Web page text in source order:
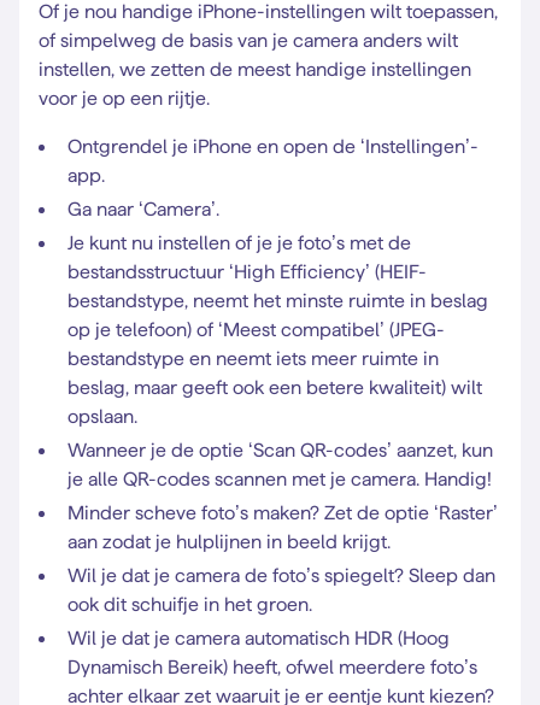
Of je nou handige iPhone-instellingen wilt toepassen,
of simpelweg de basis van je camera anders wilt
instellen, we zetten de meest handige instellingen
voor je op een rijtje.
Ontgrendel je iPhone en open de ‘Instellingen’-
app.
Ga naar ‘Camera’.
Je kunt nu instellen of je je foto’s met de
bestandsstructuur ‘High Efficiency’ (HEIF-
bestandstype, neemt het minste ruimte in beslag
op je telefoon) of ‘Meest compatibel’ (JPEG-
bestandstype en neemt iets meer ruimte in
beslag, maar geeft ook een betere kwaliteit) wilt
opslaan.
Wanneer je de optie ‘Scan QR-codes’ aanzet, kun
je alle QR-codes scannen met je camera. Handig!
Minder scheve foto’s maken? Zet de optie ‘Raster’
aan zodat je hulplijnen in beeld krijgt.
Wil je dat je camera de foto’s spiegelt? Sleep dan
ook dit schuifje in het groen.
Wil je dat je camera automatisch HDR (Hoog
Dynamisch Bereik) heeft, ofwel meerdere foto’s
achter elkaar zet waaruit je er eentje kunt kiezen?